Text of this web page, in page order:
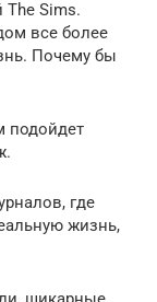
Sims.
все более
Почему бы
подойдет
где
жизнь,